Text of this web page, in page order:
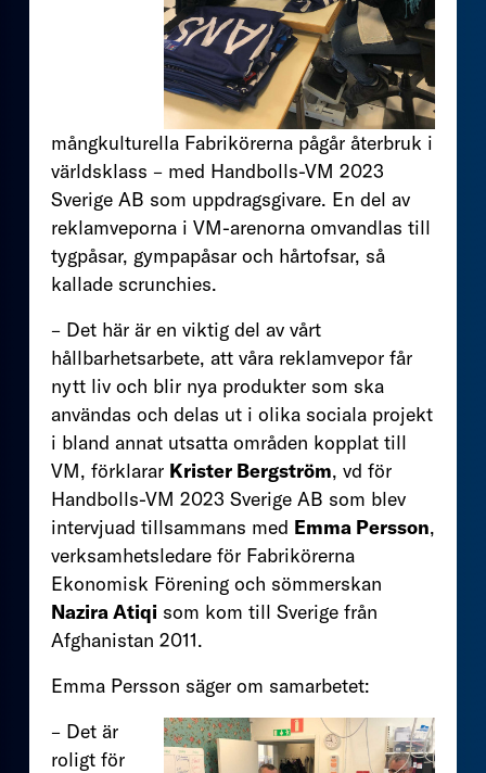
mångkulturella Fabrikörerna pågår återbruk i
världsklass – med Handbolls-VM 2023
Sverige AB som uppdragsgivare. En del av
reklamveporna i VM-arenorna omvandlas till
tygpåsar, gympapåsar och hårtofsar, så
kallade scrunchies.
– Det här är en viktig del av vårt
hållbarhetsarbete, att våra reklamvepor får
nytt liv och blir nya produkter som ska
användas och delas ut i olika sociala projekt
i bland annat utsatta områden kopplat till
VM, förklarar Krister Bergström, vd för
Handbolls-VM 2023 Sverige AB som blev
intervjuad tillsammans med Emma Persson,
verksamhetsledare för Fabrikörerna
Ekonomisk Förening och sömmerskan
Nazira Atiqi som kom till Sverige från
Afghanistan 2011.
Emma Persson säger om samarbetet:
– Det är
roligt för